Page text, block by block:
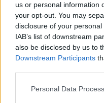
us or personal information
your opt-out. You may
disclosure of your
IAB’s list of downstream
also be disclosed by us to
Downstream Participants
Personal Data